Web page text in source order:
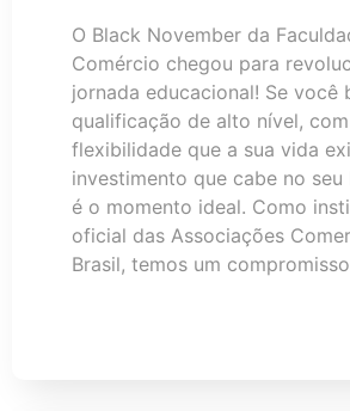
O Black November da
Comércio chegou para
jornada educacional! Se você
qualificação de alto nível,
flexibilidade que a sua vida
investimento que cabe no seu
é o momento ideal. Como
oficial das Associações
Brasil, temos um